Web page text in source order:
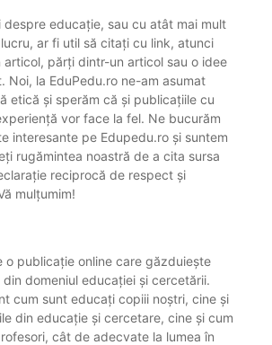
despre educație, sau cu atât mai mult
ar fi util să citați cu link, atunci
părți dintr-un articol sau o idee
Noi, la EduPedu.ro ne-am asumat
etică și sperăm că și publicațiile cu
vor face la fel. Ne bucurăm
interesante pe Edupedu.ro și suntem
rugămintea noastră de a cita sursa
reciprocă de respect și
mulțumim!
o publicație online care găzduiește
domeniul educației și cercetării.
cum sunt educați copiii noștri, cine și
din educație și cercetare, cine și cum
cât de adecvate la lumea în